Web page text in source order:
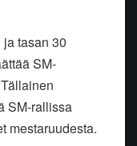
tasan 30
SM-
SM-rallissa
mestaruudesta.